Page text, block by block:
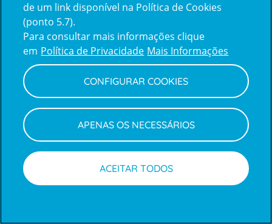
Centro de Apoio ao Cliente | Política de Privacidade e Cookies
de um link disponível na Política de Cookies
(ponto 5.7).
Para consultar mais informações clique
em Política de Privacidade Mais Informações
CONFIGURAR COOKIES
APENAS OS NECESSÁRIOS
ACEITAR TODOS